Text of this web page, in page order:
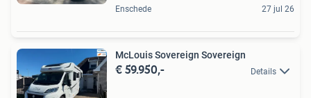
Enschede 27 jul 26
McLouis Sovereign Sovereign
€ 59.950,- Details